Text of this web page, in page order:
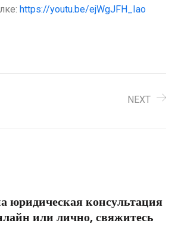
https://youtu.be/ejWgJFH_Iao
NEXT
юридическая консультация
или лично, свяжитесь